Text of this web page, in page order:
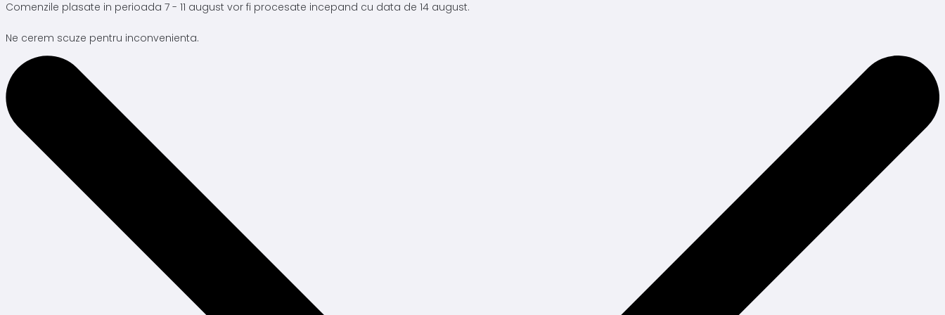
Comenzile plasate in perioada 7 - 11 august vor fi procesate incepand cu data de 14 august.
Ne cerem scuze pentru inconvenienta.